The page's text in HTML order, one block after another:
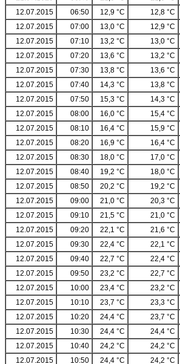
12.07.2015
06:50 12,9 °C 12,8 °C
12.07.2015
07:00 13,0 °C 12,9 °C
12.07.2015
07:10 13,2 °C 13,0 °C
12.07.2015
07:20 13,6 °C 13,2 °C
12.07.2015
07:30 13,8 °C 13,6 °C
12.07.2015
07:40 14,3 °C 13,8 °C
12.07.2015
07:50 15,3 °C 14,3 °C
12.07.2015
08:00 16,0 °C 15,4 °C
12.07.2015
08:10 16,4 °C 15,9 °C
12.07.2015
08:20 16,9 °C 16,4 °C
12.07.2015
08:30 18,0 °C 17,0 °C
12.07.2015
08:40 19,2 °C 18,0 °C
12.07.2015
08:50 20,2 °C 19,2 °C
12.07.2015
09:00 21,0 °C 20,3 °C
12.07.2015
09:10 21,5 °C 21,0 °C
12.07.2015
09:20 22,1 °C 21,6 °C
12.07.2015
09:30 22,4 °C 22,1 °C
12.07.2015
09:40 22,7 °C 22,4 °C
12.07.2015
09:50 23,2 °C 22,7 °C
12.07.2015
10:00 23,4 °C 23,2 °C
12.07.2015
10:10 23,7 °C 23,3 °C
12.07.2015
10:20 24,4 °C 23,7 °C
12.07.2015
10:30 24,4 °C 24,4 °C
12.07.2015
10:40 24,2 °C 24,2 °C
12.07.2015
10:50 24,4 °C 24,2 °C